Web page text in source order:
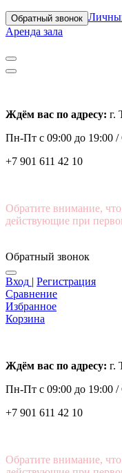
Обратный звонок
Аренда зала
Ждём вас по адресу: г.
Пн-Пт с 09:00 до 19:00 /
+7 901 611 42 10
Обратите внимание,
действующие при
Обратный звонок
Вход | Регистрация
Сравнение
Избранное
Корзина
Ждём вас по адресу: г.
Пн-Пт с 09:00 до 19:00 /
+7 901 611 42 10
Обратите внимание,